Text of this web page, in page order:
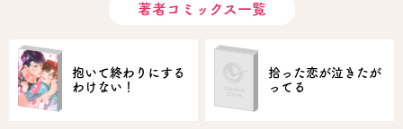
著者コミックス一覧
抱いて終わりにする
わけない！
拾った恋が泣きたが
ってる